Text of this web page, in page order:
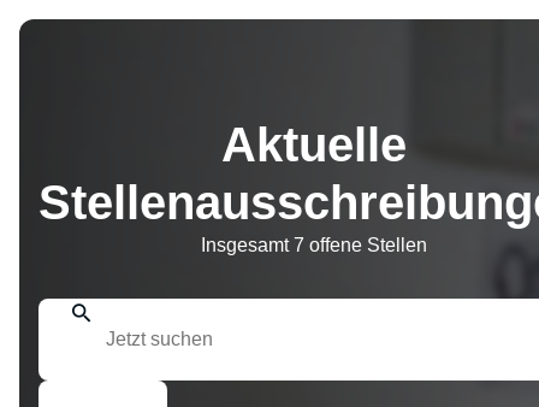
Aktuelle
Insgesamt 7 offene Stellen